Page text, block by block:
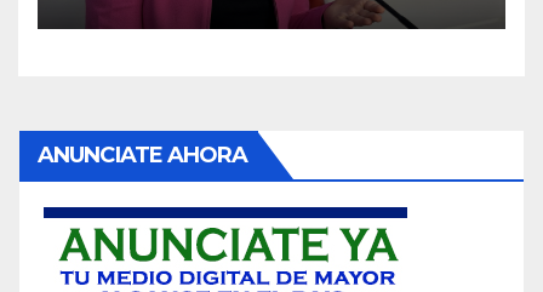
ANUNCIATE AHORA